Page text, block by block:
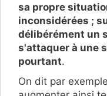
sa propre
inconsidérées ;
délibérément un
s'attaquer à une
pourtant.
On dit par